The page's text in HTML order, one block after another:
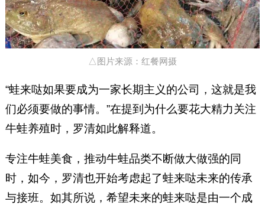
△图片来源：红餐网摄
“蛙来哒如果要成为一家长期主义的公司，这就是我
们必须要做的事情。”在提到为什么要花大精力关注
牛蛙养殖时，罗清如此解释道。
专注牛蛙美食，推动牛蛙品类不断做大做强的同
时，如今，罗清也开始考虑起了蛙来哒未来的传承
与接班。如其所说，希望未来的蛙来哒是由一个成